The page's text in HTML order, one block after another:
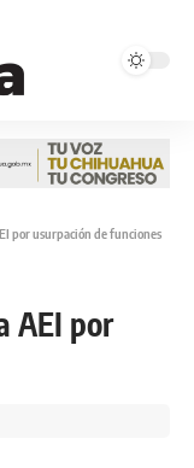
por usurpación de funciones
AEI por